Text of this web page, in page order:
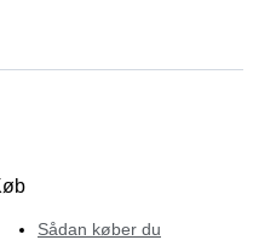
Sådan køber du